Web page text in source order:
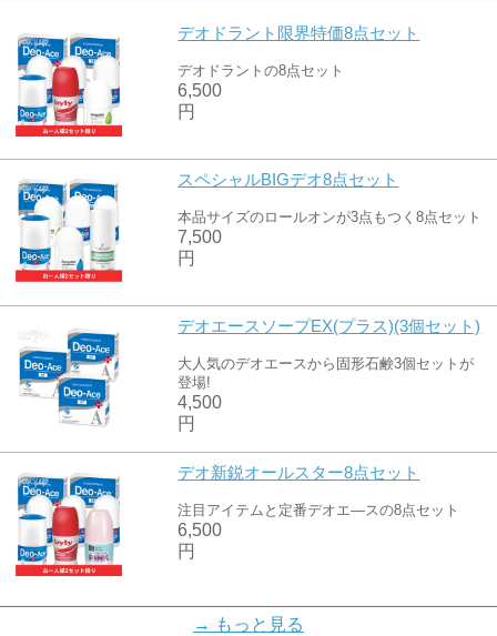
デオドラント限界特価8点セット
デオドラントの8点セット
6,500
円
スペシャルBIGデオ8点セット
本品サイズのロールオンが3点もつく8点セット
7,500
円
デオエースソープEX(プラス)(3個セット)
大人気のデオエースから固形石鹸3個セットが
登場!
4,500
円
デオ新鋭オールスター8点セット
注目アイテムと定番デオエ―スの8点セット
6,500
円
売れ筋デオ豪華特売8点セット
→ もっと見る